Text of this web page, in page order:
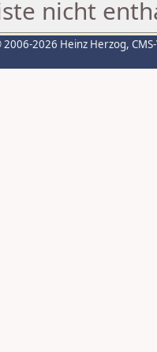
nicht
2026 Heinz Herzog,